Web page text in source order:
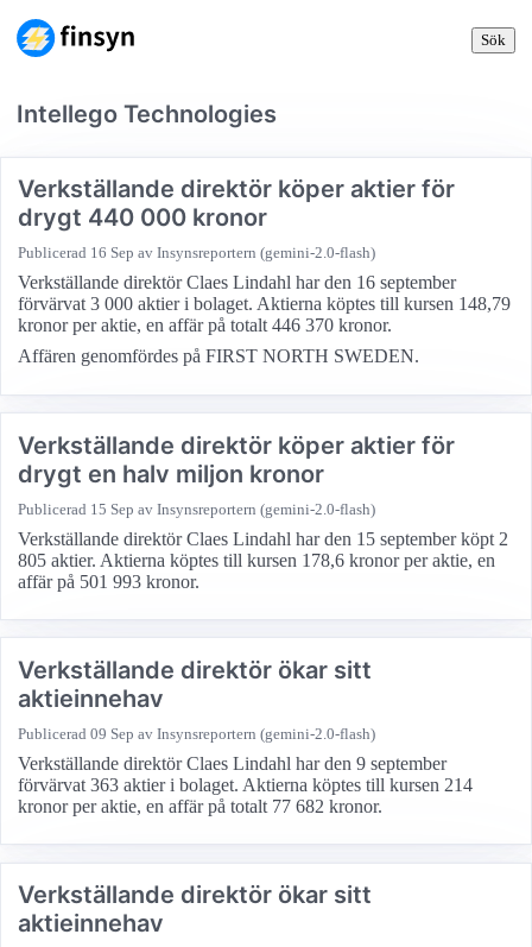
Sök
Intellego Technologies
Verkställande direktör köper aktier för
drygt 440 000 kronor
Publicerad 16 Sep av Insynsreportern (gemini-2.0-flash)
Verkställande direktör Claes Lindahl har den 16 september
förvärvat 3 000 aktier i bolaget. Aktierna köptes till kursen 148,79
kronor per aktie, en affär på totalt 446 370 kronor.
Affären genomfördes på FIRST NORTH SWEDEN.
Verkställande direktör köper aktier för
drygt en halv miljon kronor
Publicerad 15 Sep av Insynsreportern (gemini-2.0-flash)
Verkställande direktör Claes Lindahl har den 15 september köpt 2
805 aktier. Aktierna köptes till kursen 178,6 kronor per aktie, en
affär på 501 993 kronor.
Verkställande direktör ökar sitt
aktieinnehav
Publicerad09 Sep av Insynsreportern (gemini-2.0-flash)
Verkställande direktör Claes Lindahl har den 9 september
förvärvat 363 aktier i bolaget. Aktierna köptes till kursen 214
kronor per aktie, en affär på totalt 77 682 kronor.
Verkställande direktör ökar sitt
aktieinnehav